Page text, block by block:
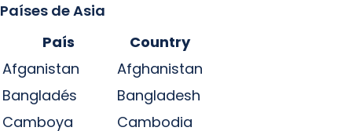
Países de Asia
País
Country
Afganistan
Afghanistan
Bangladés
Bangladesh
Camboya
Cambodia